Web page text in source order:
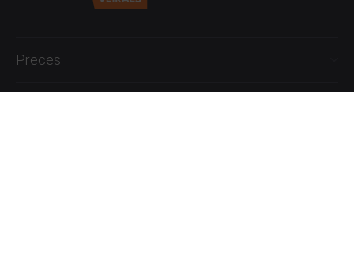
Preces